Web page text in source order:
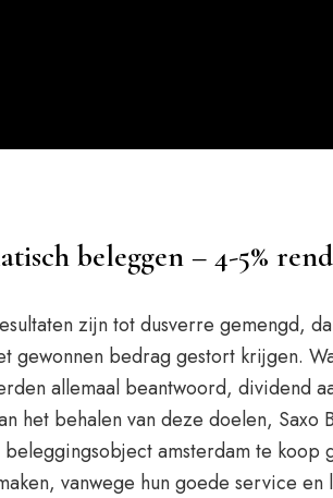
beleggen – 4-5%
zijn tot dusverre gemengd,
gewonnen bedrag gestort krijgen.
allemaal beantwoord, dividend
het behalen van deze doelen, Saxo
amsterdam te
vanwege hun goede service